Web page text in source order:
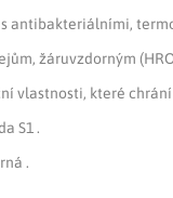
antibakteriálními,
žáruvzdorným
vlastnosti, které
S1 .
.